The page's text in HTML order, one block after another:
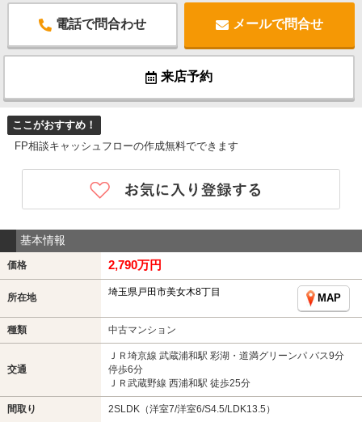
電話で問合わせ メールで問合せ
来店予約
ここがおすすめ！
FP相談キャッシュフローの作成無料でできます
基本情報
価格 2,790万円
所在地 埼玉県戸田市美女木8丁目
MAP
種類 中古マンション
交通
ＪＲ埼京線 武蔵浦和駅 彩湖・道満グリーンパ バス9分
停歩6分
ＪＲ武蔵野線 西浦和駅 徒歩25分
間取り 2SLDK（洋室7/洋室6/S4.5/LDK13.5）